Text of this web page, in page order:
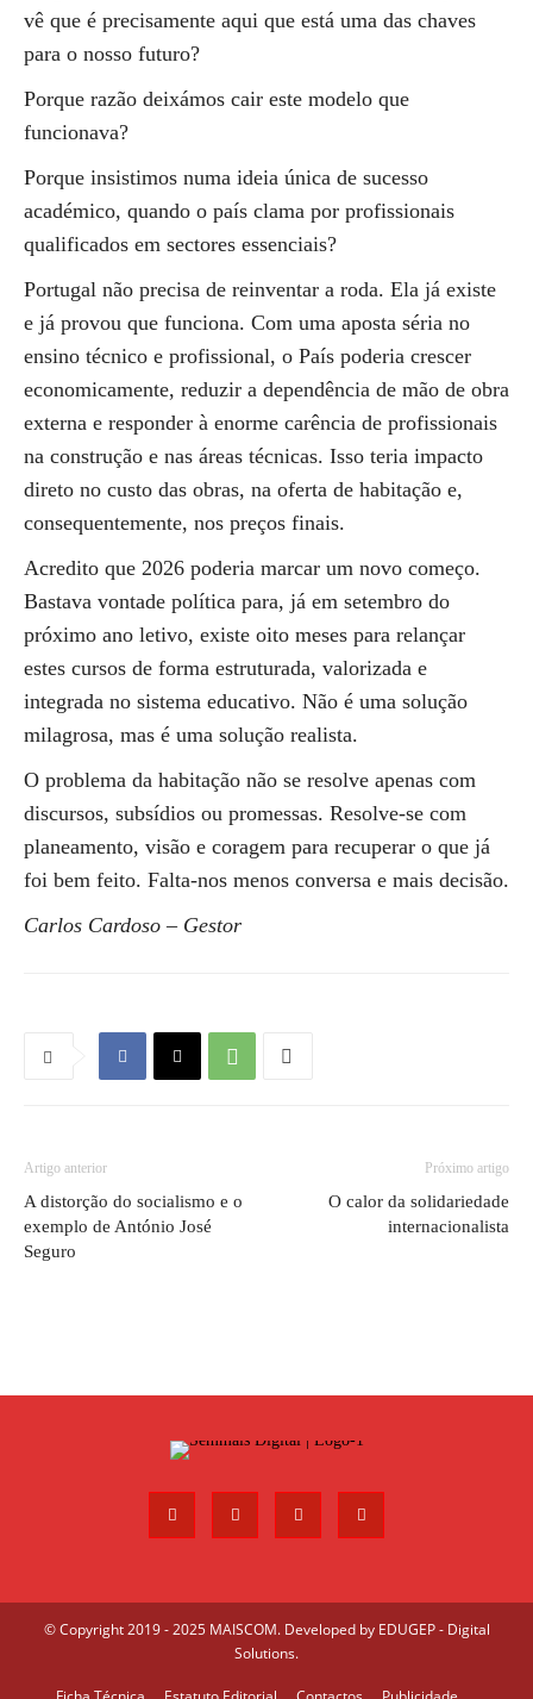
vê que é precisamente aqui que está uma das chaves
para o nosso futuro?
Porque razão deixámos cair este modelo que
funcionava?
Porque insistimos numa ideia única de sucesso
académico, quando o país clama por profissionais
qualificados em sectores essenciais?
Portugal não precisa de reinventar a roda. Ela já existe
e já provou que funciona. Com uma aposta séria no
ensino técnico e profissional, o País poderia crescer
economicamente, reduzir a dependência de mão de obra
externa e responder à enorme carência de profissionais
na construção e nas áreas técnicas. Isso teria impacto
direto no custo das obras, na oferta de habitação e,
consequentemente, nos preços finais.
Acredito que 2026 poderia marcar um novo começo.
Bastava vontade política para, já em setembro do
próximo ano letivo, existe oito meses para relançar
estes cursos de forma estruturada, valorizada e
integrada no sistema educativo. Não é uma solução
milagrosa, mas é uma solução realista.
O problema da habitação não se resolve apenas com
discursos, subsídios ou promessas. Resolve-se com
planeamento, visão e coragem para recuperar o que já
foi bem feito. Falta-nos menos conversa e mais decisão.
Carlos Cardoso – Gestor
Artigo anterior
A distorção do socialismo e o
exemplo de António José
Seguro
Próximo artigo
O calor da solidariedade
internacionalista
© Copyright 2019 - 2025 MAISCOM. Developed by EDUGEP - Digital
Solutions.